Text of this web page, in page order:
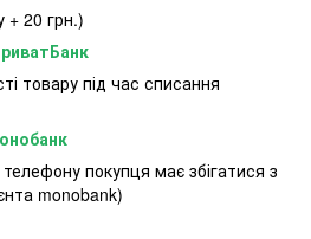
+ 20 грн.)
товару під час списання
покупця має збігатися з
monobank)